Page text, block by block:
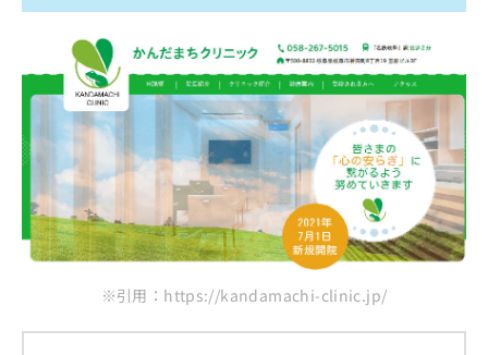
※引用：https://kandamachi-clinic.jp/